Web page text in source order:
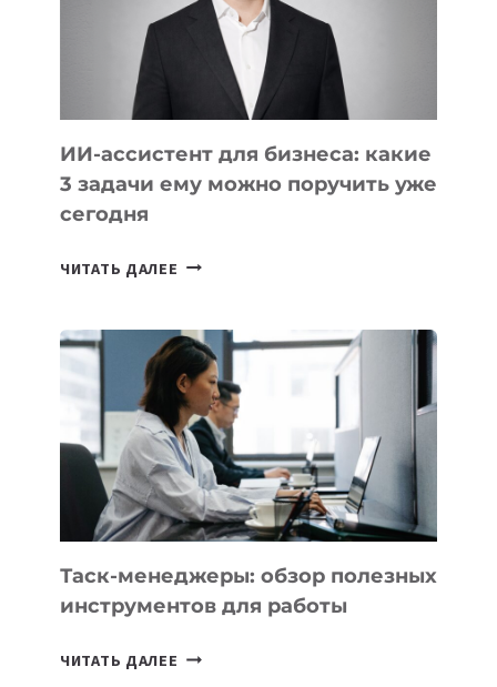
ОБРАЗОВАНИЕ
ТАДЖИКИСТАНА
ИИ-ассистент для бизнеса: какие
3 задачи ему можно поручить уже
сегодня
ЧИТАТЬ ДАЛЕЕ ИИ-
БИЗНЕСА:
КАКИЕ
3
ЗАДАЧИ
ЕМУ
МОЖНО
ПОРУЧИТЬ
УЖЕ
СЕГОДНЯ
Таск-менеджеры: обзор полезных
инструментов для работы
ЧИТАТЬ ДАЛЕЕ ТАСК-